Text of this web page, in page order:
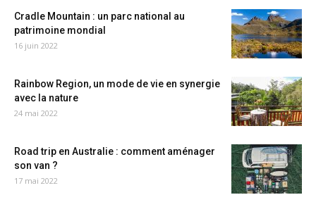
Cradle Mountain : un parc national au
patrimoine mondial
16 juin 2022
Rainbow Region, un mode de vie en synergie
avec la nature
24 mai 2022
Road trip en Australie : comment aménager
son van ?
17 mai 2022